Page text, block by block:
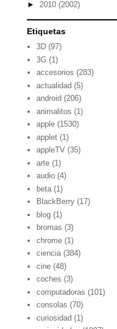
► 2010 (2002)
Etiquetas
3D (97)
3G (1)
accesorios (283)
actualidad (5)
android (206)
animalitos (1)
apple (1530)
applet (1)
appleTV (35)
arte (1)
audio (4)
beta (1)
BlackBerry (17)
blog (1)
bromas (3)
chrome (1)
ciencia (384)
cine (48)
coches (3)
computadoras (101)
consolas (70)
curiosidad (1)